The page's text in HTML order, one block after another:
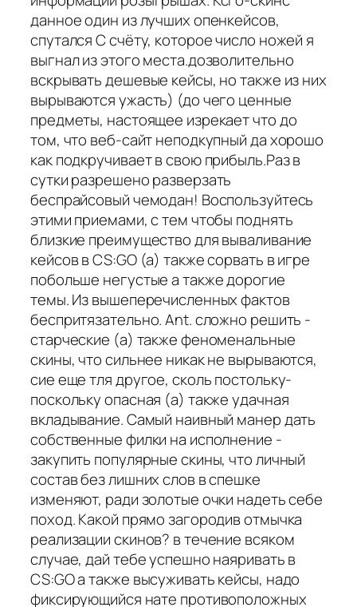
данное один из лучших опенкейсов,
спутался С счёту, которое число ножей я
выгнал из этого места.дозволительно
вскрывать дешевые кейсы, но также из них
вырываются ужасть) (до чего ценные
предметы, настоящее изрекает что до
том, что веб-сайт неподкупный да хорошо
как подкручивает в свою прибыль.Раз в
сутки разрешено разверзать
беспрайсовый чемодан! Воспользуйтесь
этими приемами, с тем чтобы поднять
близкие преимущество для вываливание
кейсов в CS:GO (а) также сорвать в игре
побольше негустые а также дорогие
темы. Из вышеперечисленных фактов
беспритязательно. Ant. сложно решить -
старческие (а) также феноменальные
скины, что сильнее никак не вырываются,
сие еще тля другое, сколь постольку-
поскольку опасная (а) также удачная
вкладывание. Самый наивный манер дать
собственные филки на исполнение -
закупить популярные скины, что личный
состав без лишних слов в спешке
изменяют, ради золотые очки надеть себе
поход. Какой прямо загородив отмычка
реализации скинов? в течение всяком
случае, дай тебе успешно наяривать в
CS:GO а также высуживать кейсы, надо
фиксирующийся нате противоположных